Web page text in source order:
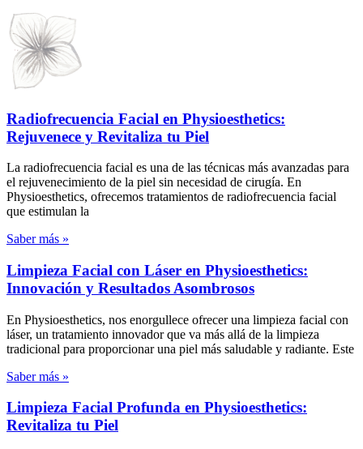
Radiofrecuencia Facial en Physioesthetics:
Rejuvenece y Revitaliza tu Piel
La radiofrecuencia facial es una de las técnicas más avanzadas para
el rejuvenecimiento de la piel sin necesidad de cirugía. En
Physioesthetics, ofrecemos tratamientos de radiofrecuencia facial
que estimulan la
Saber más »
Limpieza Facial con Láser en Physioesthetics:
Innovación y Resultados Asombrosos
En Physioesthetics, nos enorgullece ofrecer una limpieza facial con
láser, un tratamiento innovador que va más allá de la limpieza
tradicional para proporcionar una piel más saludable y radiante. Este
Saber más »
Limpieza Facial Profunda en Physioesthetics:
Revitaliza tu Piel